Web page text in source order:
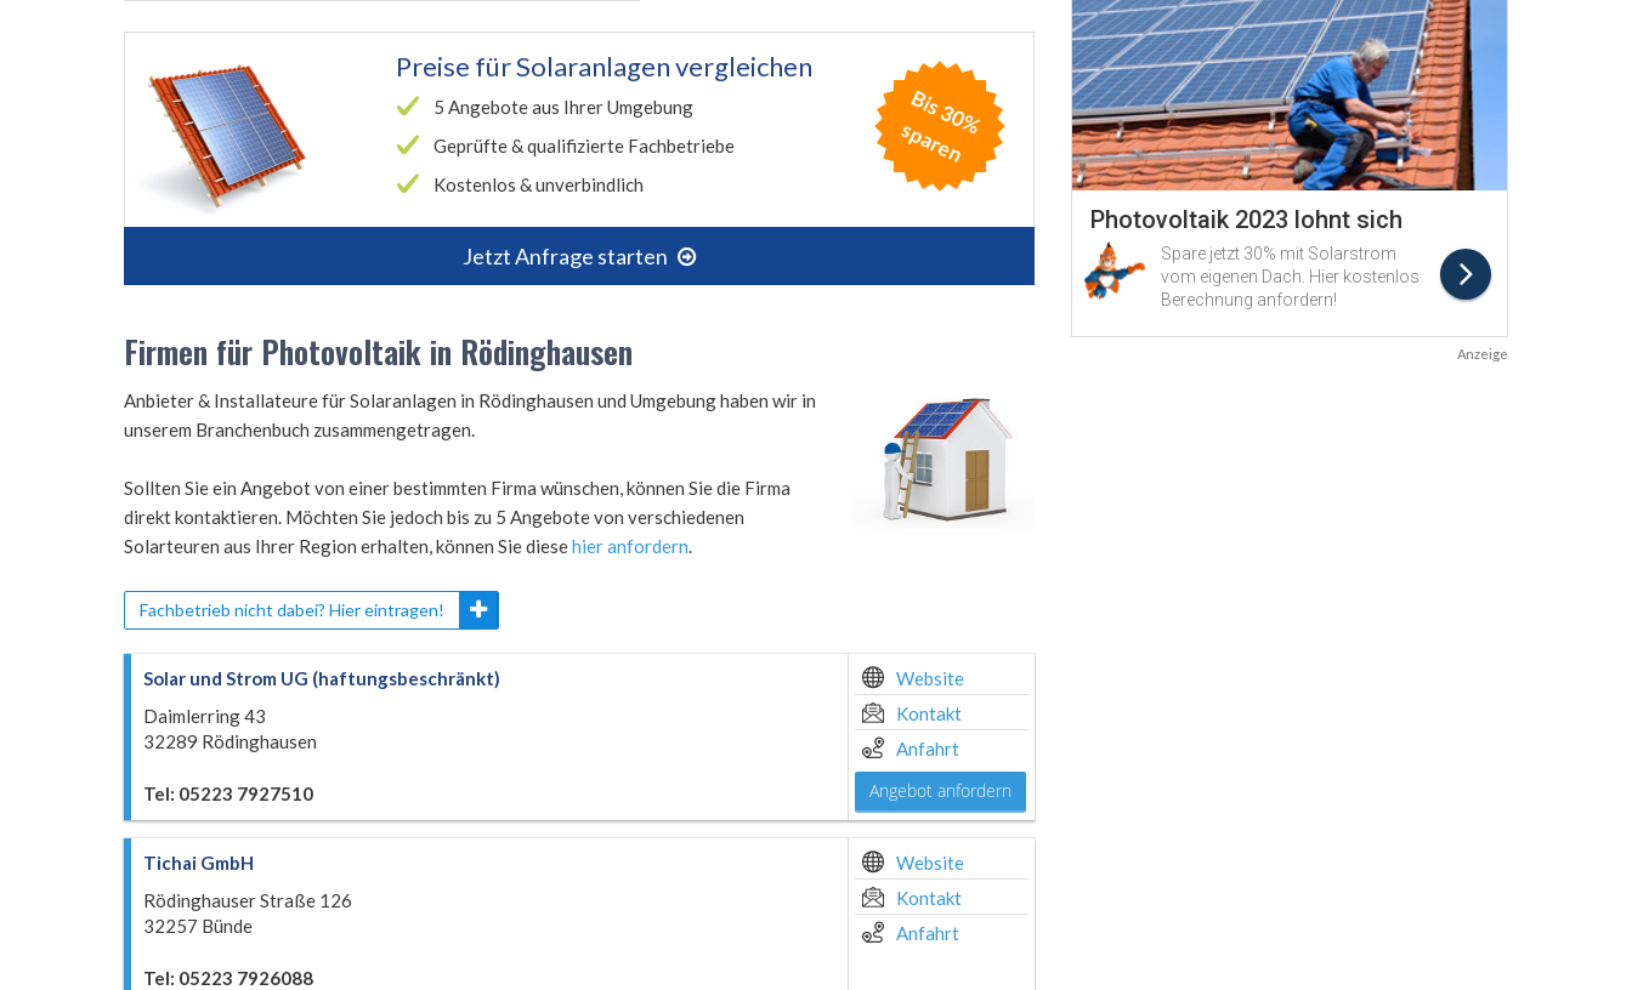
Preise fürSolaranlagen vergleichen
5 Angebote aus Ihrer Umgebung
Geprüfte & qualifizierte Fachbetriebe
Kostenlos & unverbindlich
Jetzt Anfrage starten
B
is
3
0
%
s
p
a
r
e
n
Firmen für Photovoltaik in Rödinghausen
Anbieter & Installateure für Solaranlagen in Rödinghausen und Umgebung haben wir in
unserem Branchenbuch zusammengetragen.
Sollten Sie ein Angebot von einer bestimmten Firma wünschen, können Sie die Firma
direkt kontaktieren. Möchten Sie jedoch bis zu 5 Angebote von verschiedenen
Solarteuren aus Ihrer Region erhalten, können Sie diesehier anfordern.
Fachbetrieb nicht dabei? Hier eintragen!
Solar und Strom UG (haftungsbeschränkt)
Daimlerring 43
32289 Rödinghausen
Tel: 05223 7927510
Website
Kontakt
Anfahrt
Angebot anfordern
Tichai GmbH
Rödinghauser Straße 126
32257 Bünde
Tel: 05223 7926088
Website
Kontakt
Anfahrt
Anzeige